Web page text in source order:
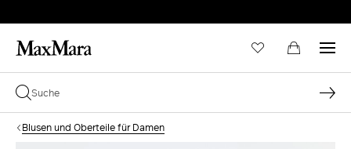
Blusen und Oberteile für Damen